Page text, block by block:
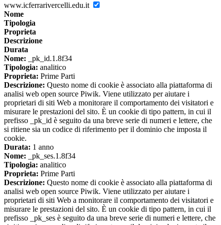
www.icferrarivercelli.edu.it
Nome
Tipologia
Proprieta
Descrizione
Durata
Nome: _pk_id.1.8f34
Tipologia: analitico
Proprieta: Prime Parti
Descrizione: Questo nome di cookie è associato alla piattaforma di
analisi web open source Piwik. Viene utilizzato per aiutare i
proprietari di siti Web a monitorare il comportamento dei visitatori e
misurare le prestazioni del sito. È un cookie di tipo pattern, in cui il
prefisso _pk_id è seguito da una breve serie di numeri e lettere, che
si ritiene sia un codice di riferimento per il dominio che imposta il
cookie.
Durata: 1 anno
Nome: _pk_ses.1.8f34
Tipologia: analitico
Proprieta: Prime Parti
Descrizione: Questo nome di cookie è associato alla piattaforma di
analisi web open source Piwik. Viene utilizzato per aiutare i
proprietari di siti Web a monitorare il comportamento dei visitatori e
misurare le prestazioni del sito. È un cookie di tipo pattern, in cui il
prefisso _pk_ses è seguito da una breve serie di numeri e lettere, che